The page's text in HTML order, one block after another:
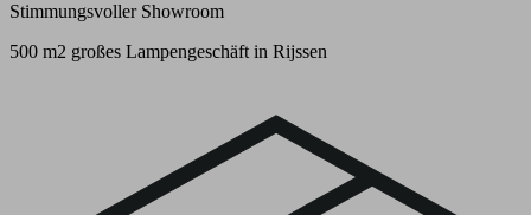
Stimmungsvoller Showroom
500 m2 großes Lampengeschäft in Rijssen